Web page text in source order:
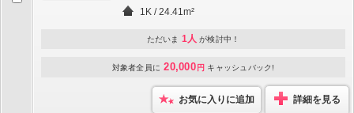
1K / 24.41m²
ただいま 1人 が検討中！
対象者全員に 20,000 円 キャッシュバック!
お気に入りに追加 詳細を見る